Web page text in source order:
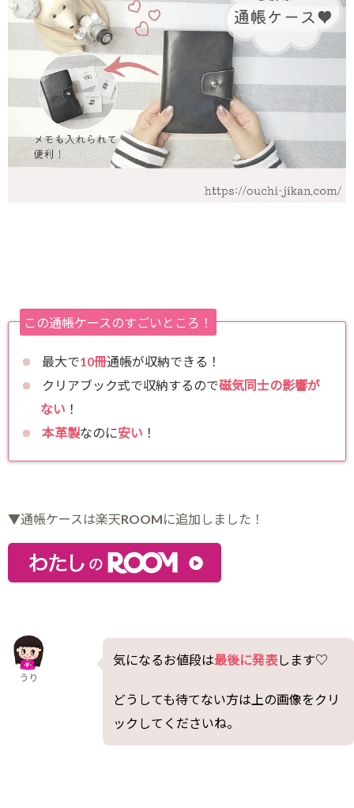
この通帳ケースのすごいところ！
最大で10冊通帳が収納できる！
クリアブック式で収納するので磁気同士の影響が
ない ！
本革製なのに安い ！
▼通帳ケースは楽天ROOMに追加しました！
気になるお値段は最後に発表します♡
どうしても待てない方は上の画像をクリ
ックしてくださいね。
うり